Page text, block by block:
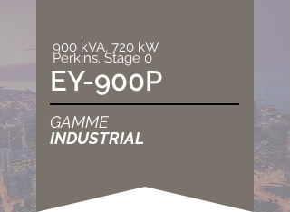
900 kVA, 720 kW
Perkins, Stage 0
EY-900P
GAMME
INDUSTRIAL